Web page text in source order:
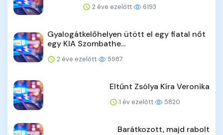
2 éve ezelőtt 6193
Gyalogátkelőhelyen ütött el egy fiatal nőt
egy KIA Szombathe...
2 éve ezelőtt 5987
Eltűnt Zsólya Kíra Veronika
1 év ezelőtt 5820
Barátkozott, majd rabolt